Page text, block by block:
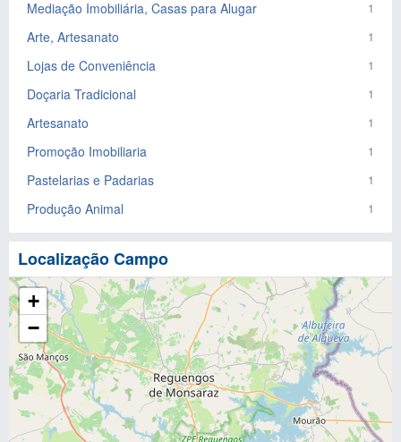
Mediação Imobiliária, Casas para Alugar 1
Arte, Artesanato 1
Lojas de Conveniência 1
Doçaria Tradicional 1
Artesanato 1
Promoção Imobiliaria 1
Pastelarias e Padarias 1
Produção Animal 1
Localização Campo
+
−